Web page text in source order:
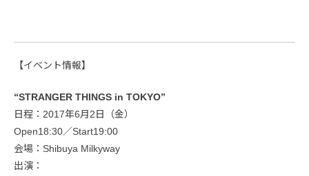
【イベント情報】
“STRANGER THINGS in TOKYO”
日程：2017年6月2日（金）
Open18:30／Start19:00
会場：Shibuya Milkyway
出演：